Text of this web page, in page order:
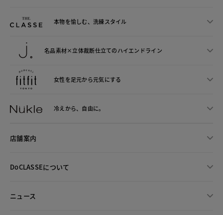
本物を愉しむ、洗練スタイル
名品素材×立体裁断仕立てのハイエンドライン
女性を足元から元気にする
冷えから、 自由に。
店舗案内
DoCLASSEについて
ニュース